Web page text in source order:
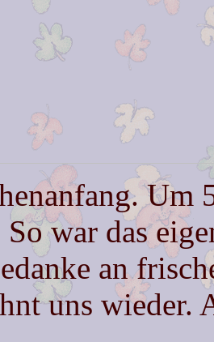
Um
war das
an
uns wieder.